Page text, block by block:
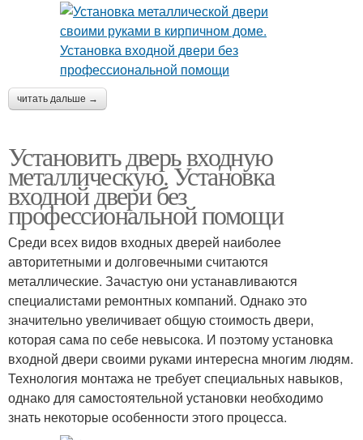
терморазрывом
терморазрывом
читать дальше →
Установить дверь входную
металлическую. Установка
входной двери без
профессиональной помощи
Среди всех видов входных дверей наиболее
авторитетными и долговечными считаются
металлические. Зачастую они устанавливаются
специалистами ремонтных компаний. Однако это
значительно увеличивает общую стоимость двери,
которая сама по себе невысока. И поэтому установка
входной двери своими руками интересна многим людям.
Технология монтажа не требует специальных навыков,
однако для самостоятельной установки необходимо
знать некоторые особенности этого процесса.